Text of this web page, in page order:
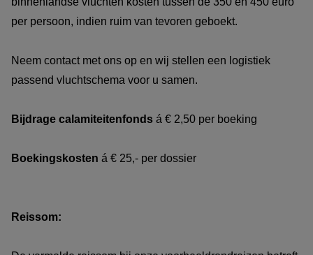
per persoon, indien ruim van tevoren geboekt.
Neem contact met ons op en wij stellen een logistiek
passend vluchtschema voor u samen.
Bijdrage calamiteitenfonds á € 2,50 per boeking
Boekingskosten á € 25,- per dossier
Reissom: